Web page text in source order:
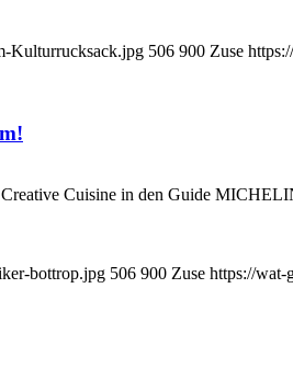
Kulturrucksack.jpg 506 900 Zuse
Cuisine in den Guide
bottrop.jpg 506 900 Zuse https://wat-